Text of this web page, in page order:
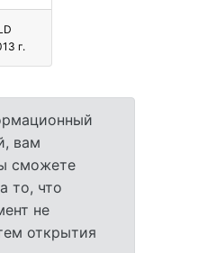
г.
вам
сможете
то, что
не
открытия